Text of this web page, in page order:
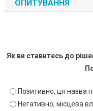
ОПИТУВАННЯ
Як ви ставитесь до
Позитивно, ця назва
Негативно, місцева